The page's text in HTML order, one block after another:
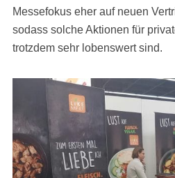
Messefokus eher auf neuen
sodass solche Aktionen für
trotzdem sehr lobenswert sind.